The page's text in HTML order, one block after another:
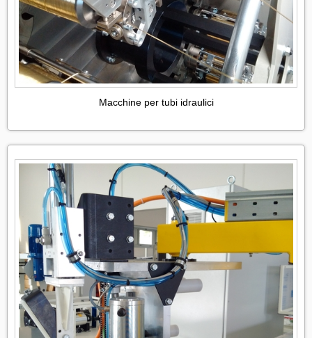
Macchine per tubi idraulici